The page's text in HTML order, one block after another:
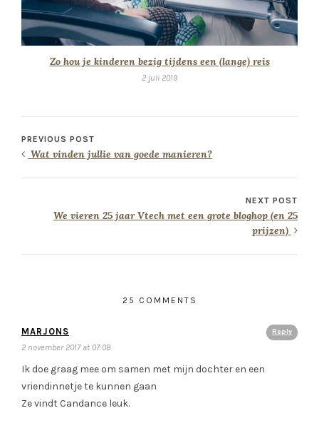
Zo hou je kinderen bezig tijdens een (lange) reis
2 juli 2019
PREVIOUS POST
Wat vinden jullie van goede manieren?
NEXT POST
We vieren 25 jaar Vtech met een grote bloghop (en 25
prijzen)
25 COMMENTS
Reply
MARJONS
2 november 2017 at 07:08
Ik doe graag mee om samen met mijn dochter en een
vriendinnetje te kunnen gaan
Ze vindt Candance leuk.